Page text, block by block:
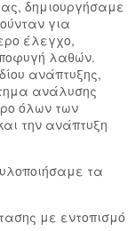
δημιουργήσαμε
για
έλεγχο,
λαθών.
ανάπτυξης,
ανάλυσης
όλων των
την ανάπτυξη
τα
με εντοπισμό